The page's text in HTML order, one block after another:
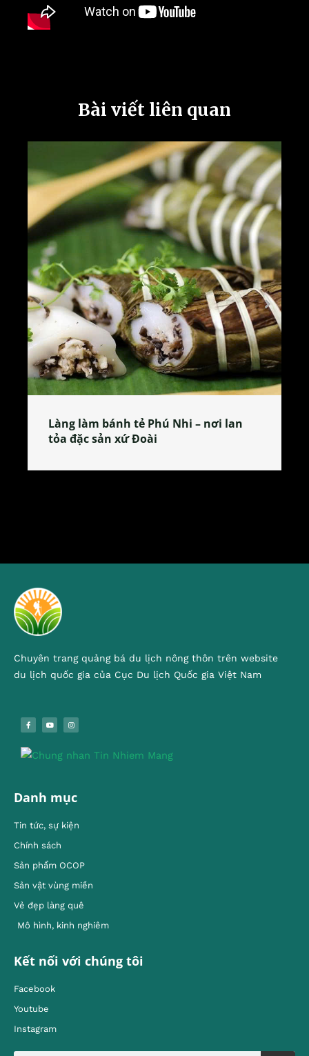
Bài viết liên quan
Tương bần Hưng Yên – thức quà quê
giản dị gây thương nhớ
Chuyên trang quảng bá du lịch nông thôn trên website
du lịch quốc gia của Cục Du lịch Quốc gia Việt Nam
Danh mục
Tin tức, sự kiện
Chính sách
Sản phẩm OCOP
Sản vật vùng miền
Vẻ đẹp làng quê
Mô hình, kinh nghiêm
Kết nối với chúng tôi
Facebook
Youtube
Instagram